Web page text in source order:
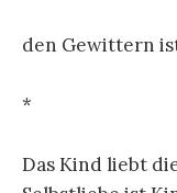
den Gewittern
*
Das Kind liebt